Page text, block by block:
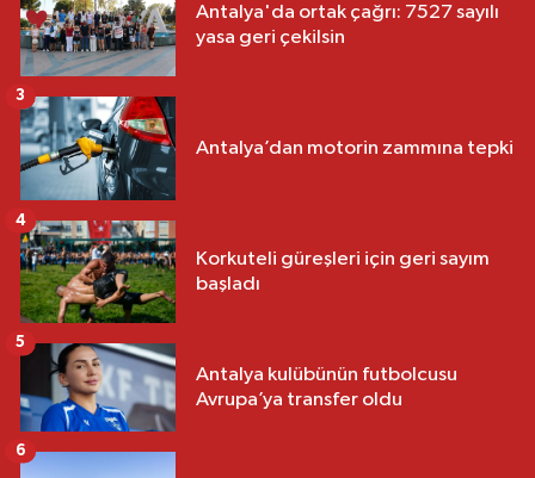
Antalya'da ortak çağrı: 7527 sayılı
yasa geri çekilsin
Antalya’dan motorin zammına tepki
3
Korkuteli güreşleri için geri sayım
başladı
4
Antalya kulübünün futbolcusu
Avrupa’ya transfer oldu
5
6